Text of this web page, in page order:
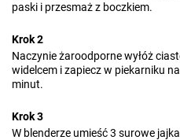
paski i przesmaż z boczkiem.
Krok 2
Naczynie żaroodporne wyłóż
widelcem i zapiecz w piekarniku
minut.
Krok 3
W blenderze umieść 3 surowe